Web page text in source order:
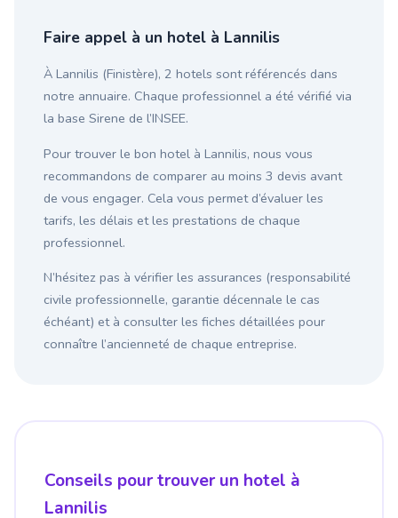
Faire appel à un hotel à Lannilis
À Lannilis (Finistère), 2 hotels sont référencés dans
notre annuaire. Chaque professionnel a été vérifié via
la base Sirene de l’INSEE.
Pour trouver le bon hotel à Lannilis, nous vous
recommandons de comparer au moins 3 devis avant
de vous engager. Cela vous permet d’évaluer les
tarifs, les délais et les prestations de chaque
professionnel.
N’hésitez pas à vérifier les assurances (responsabilité
civile professionnelle, garantie décennale le cas
échéant) et à consulter les fiches détaillées pour
connaître l’ancienneté de chaque entreprise.
Conseils pour trouver un hotel à
Lannilis